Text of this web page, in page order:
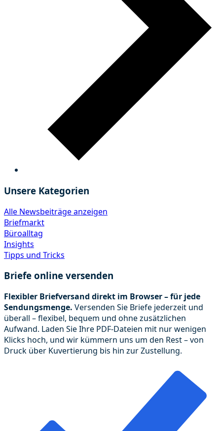
Unsere Kategorien
Alle Newsbeiträge anzeigen
Briefmarkt
Büroalltag
Insights
Tipps und Tricks
Briefe online versenden
Flexibler Briefversand direkt im Browser – für jede
Sendungsmenge. Versenden Sie Briefe jederzeit und
überall – flexibel, bequem und ohne zusätzlichen
Aufwand. Laden Sie Ihre PDF-Dateien mit nur wenigen
Klicks hoch, und wir kümmern uns um den Rest – von
Druck über Kuvertierung bis hin zur Zustellung.